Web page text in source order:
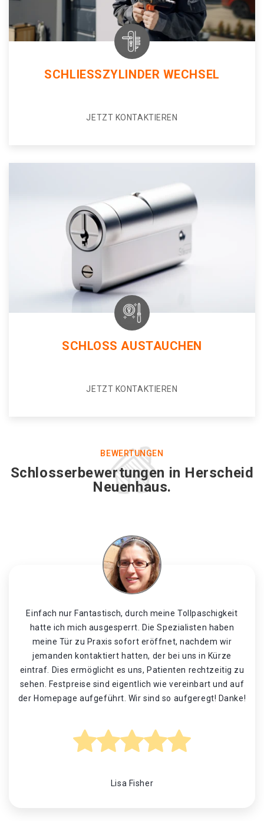
SCHLIESSZYLINDER WECHSEL
JETZT KONTAKTIEREN
SCHLOSS AUSTAUCHEN
JETZT KONTAKTIEREN
BEWERTUNGEN
Schlosserbewertungen in Herscheid
Neuenhaus.
Einfach nur Fantastisch, durch meine Tollpaschigkeit
hatte ich mich ausgesperrt. Die Spezialisten haben
meine Tür zu Praxis sofort eröffnet, nachdem wir
jemanden kontaktiert hatten, der bei uns in Kürze
eintraf. Dies ermöglicht es uns, Patienten rechtzeitig zu
sehen. Festpreise sind eigentlich wie vereinbart und auf
der Homepage aufgeführt. Wir sind so aufgeregt! Danke!
Lisa Fisher